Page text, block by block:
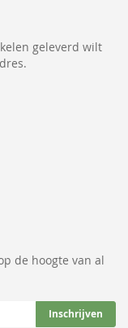
de hoogte van al
Inschrijven
geleverd wilt